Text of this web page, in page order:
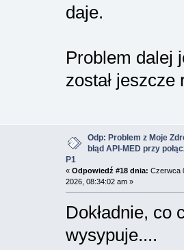
daje.
Problem dalej
został jeszcze
Odp: Problem z Moje
błąd API-MED przy
P1
« Odpowiedź #18 dnia: Czerwca
2026, 08:34:02 am »
Dokładnie, co
wysypuje....